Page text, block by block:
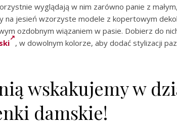
wyglądają w nim zarówno panie z
na jesień wzorzyste modele z kopertowym
ozdobnym wiązaniem w pasie. Dobierz do
, w dowolnym kolorze, aby dodać stylizacji
wskakujemy w
damskie!